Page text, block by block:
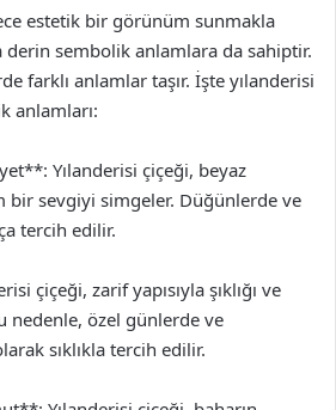
estetik bir görünüm sunmakla
derin sembolik anlamlara da sahiptir.
farklı anlamlar taşır. İşte yılanderisi
anlamları:
Yılanderisi çiçeği, beyaz
bir sevgiyi simgeler. Düğünlerde ve
tercih edilir.
çiçeği, zarif yapısıyla şıklığı ve
nedenle, özel günlerde ve
sıklıkla tercih edilir.